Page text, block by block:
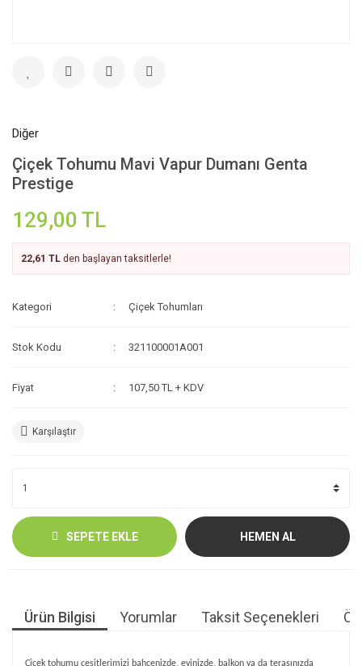
Diğer
Çiçek Tohumu Mavi Vapur Dumanı Genta
Prestige
129,00 TL
22,61 TL den başlayan taksitlerle!
Kategori Çiçek Tohumları
Stok Kodu 321100001A001
Fiyat 107,50 TL + KDV
Karşılaştır
SEPETE EKLE HEMEN AL
Ürün Bilgisi Yorumlar Taksit Seçenekleri
Çiçek tohumu çeşitlerimizi bahçenizde, evinizde, balkon ya da terasınızda